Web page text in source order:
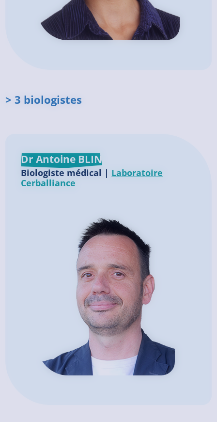
> 3 biologistes
Dr Antoine BLIN
Biologiste médical | Laboratoire
Cerballiance